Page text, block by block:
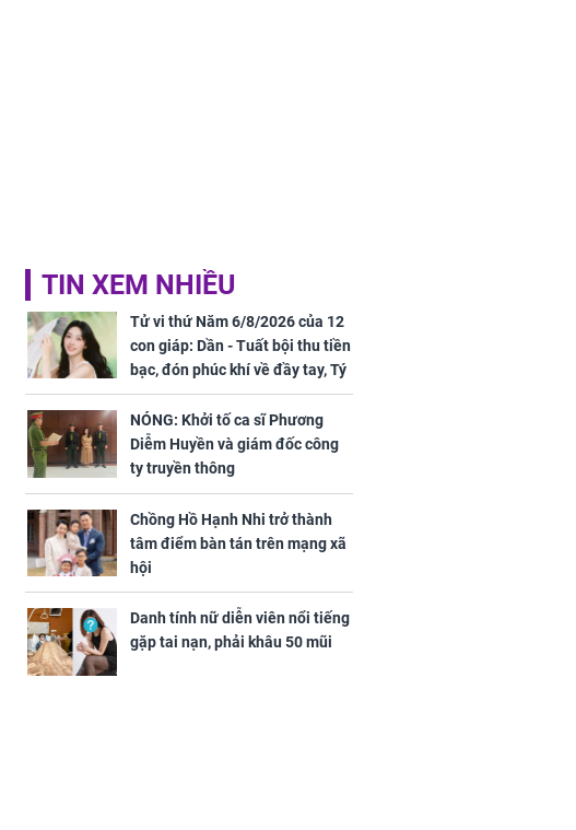
TIN XEM NHIỀU
Tử vi thứ Năm 6/8/2026 của 12
con giáp: Dần - Tuất bội thu tiền
bạc, đón phúc khí về đầy tay, Tý
- Mão công việc khó khăn, tiền
bạc đội nón ra đi
NÓNG: Khởi tố ca sĩ Phương
Diễm Huyền và giám đốc công
ty truyền thông
Chồng Hồ Hạnh Nhi trở thành
tâm điểm bàn tán trên mạng xã
hội
Danh tính nữ diễn viên nổi tiếng
gặp tai nạn, phải khâu 50 mũi